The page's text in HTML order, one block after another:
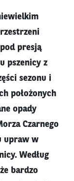
presją
pszenicy z
sezonu i
położonych
opady
Czarnego
upraw w
Według
bardzo